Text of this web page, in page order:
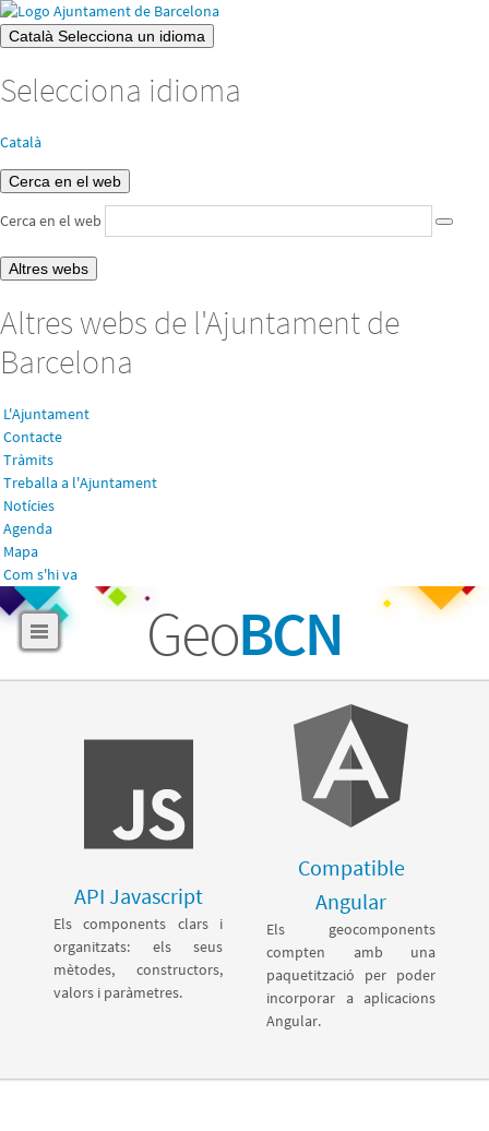
Català Selecciona un idioma
Selecciona idioma
Català
Cerca en el web
Cerca en el web
Altres webs
Altres webs de l'Ajuntament de
Barcelona
L'Ajuntament
Contacte
Tràmits
Treballa a l'Ajuntament
Notícies
Agenda
Mapa
Com s'hi va
GeoBCN
API Javascript
Els components clars i
organitzats: els seus
mètodes, constructors,
valors i paràmetres.
Compatible
Angular
Els geocomponents
compten amb una
paquetització per poder
incorporar a aplicacions
Angular.